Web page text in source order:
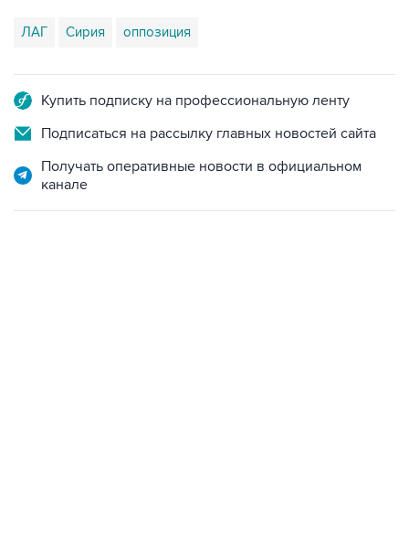
ЛАГ Сирия оппозиция
Купить подписку на профессиональную ленту
Подписаться на рассылку главных новостей сайта
Получать оперативные новости в официальном
канале